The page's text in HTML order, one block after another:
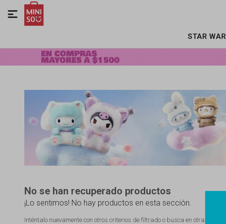
STAR

No se han recuperado productos
¡Lo sentimos! No hay productos en esta sección.
Inténtalo nuevamente con otros criterios de filtrado o busca en otras